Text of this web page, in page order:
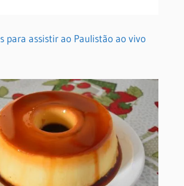
para assistir ao Paulistão ao vivo